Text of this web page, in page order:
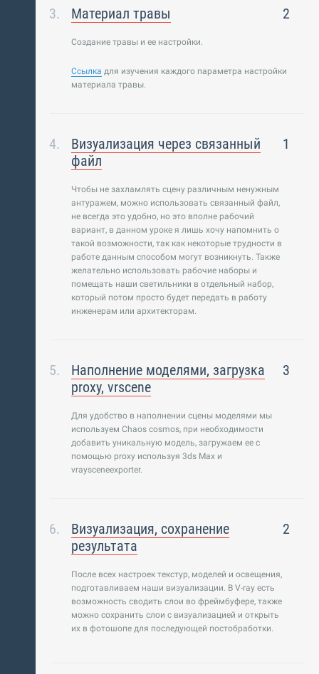
Материал травы 2
Создание травы и ее настройки.
Ссылка для изучения каждого параметра настройки
материала травы.
Визуализация через связанный
файл
1
Чтобы не захламлять сцену различным ненужным
антуражем, можно использовать связанный файл,
не всегда это удобно, но это вполне рабочий
вариант, в данном уроке я лишь хочу напомнить о
такой возможности, так как некоторые трудности в
работе данным способом могут возникнуть. Также
желательно использовать рабочие наборы и
помещать наши светильники в отдельный набор,
который потом просто будет передать в работу
инженерам или архитекторам.
Наполнение моделями, загрузка
proxy, vrscene
3
Для удобство в наполнении сцены моделями мы
используем Chaos cosmos, при необходимости
добавить уникальную модель, загружаем ее с
помощью proxy используя 3ds Max и
vraysceneexporter.
Визуализация, сохранение
результата
2
После всех настроек текстур, моделей и освещения,
подготавливаем наши визуализации. В V-ray есть
возможность сводить слои во фреймбуфере, также
можно сохранить слои с визуализацией и открыть
их в фотошопе для последующей постобработки.